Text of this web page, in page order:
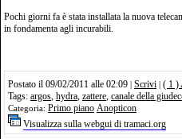
Pochi giorni fa è stata installata la nuova
in fondamenta agli incurabili.
Postato il 09/02/2011 alle 02:09 Scrivi ( 1 )
Tags: argos, hydra, zattere, canale della
Categoria: Primo piano Anopticon
Visualizza sulla webgui di tramaci.org